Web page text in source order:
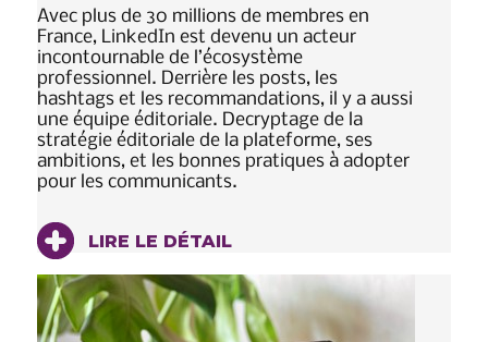
Avec plus de 30 millions de membres en
France, LinkedIn est devenu un acteur
incontournable de l’écosystème
professionnel. Derrière les posts, les
hashtags et les recommandations, il y a aussi
une équipe éditoriale. Decryptage de la
stratégie éditoriale de la plateforme, ses
ambitions, et les bonnes pratiques à adopter
pour les communicants.
LIRE LE DÉTAIL